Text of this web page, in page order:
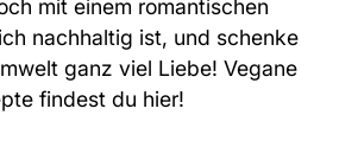
mit einem romantischen
nachhaltig ist, und schenke
ganz viel Liebe!Vegane
findest du hier!